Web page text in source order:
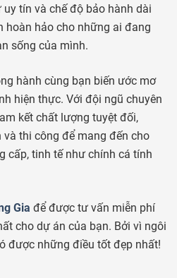
tín và chế độ bảo hành dài
hoàn hảo cho những ai đang
sống của mình.
hành cùng bạn biến ước mơ
hiện thực. Với đội ngũ chuyên
kết chất lượng tuyệt đối,
thi công để mang đến cho
cấp, tinh tế như chính cá tính
Gia để được tư vấn miễn phí
cho dự án của bạn. Bởi vì ngôi
được những điều tốt đẹp nhất!